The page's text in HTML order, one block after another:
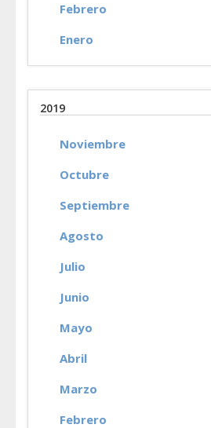
Febrero
Enero
2019
Noviembre
Octubre
Septiembre
Agosto
Julio
Junio
Mayo
Abril
Marzo
Febrero